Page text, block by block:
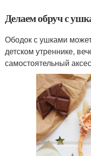
Делаем обруч с
Ободок с ушками
детском утреннике,
самостоятельный